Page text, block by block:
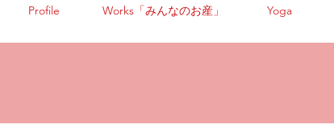
Profile Works「みんなのお産」 Yoga